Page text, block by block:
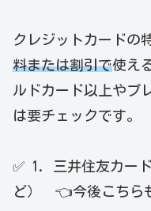
クレジットカードの
料または割引で使え
ルドカード以上やプ
は要チェックです。
✅ 1. 三井住友カー
ど） 👈今後こちら